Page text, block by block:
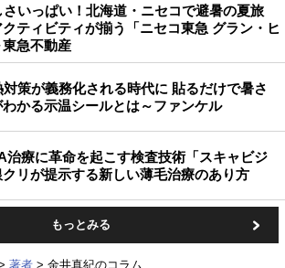
いっぱい！北海道・ニセコで避暑の夏旅
ティビティが揃う「ニセコ東急 グラン・ヒ
急不動産
策が義務化される時代に 貼るだけで暑さ
かる示温シールとは～ファンケル
治療に革命を起こす検査技術「スキャビジ
クリが提示する新しい薄毛治療のあり方
もっとみる
著者 金井真紀のコラム